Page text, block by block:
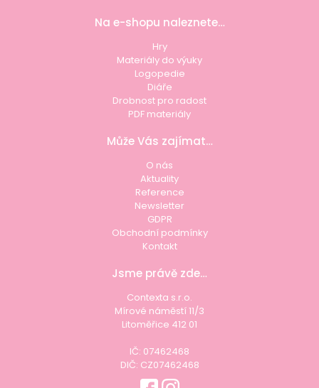
Na e-shopu naleznete…
Hry
Materiály do výuky
Logopedie
Diáře
Drobnost pro radost
PDF materiály
Může Vás zajímat…
O nás
Aktuality
Reference
Newsletter
GDPR
Obchodní podmínky
Kontakt
Jsme právě zde…
Contexta s.r.o.
Mírové náměstí 11/3
Litoměřice 412 01
IČ: 07462468
DIČ: CZ07462468